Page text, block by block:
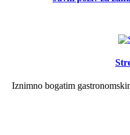
Iznimno bogatim